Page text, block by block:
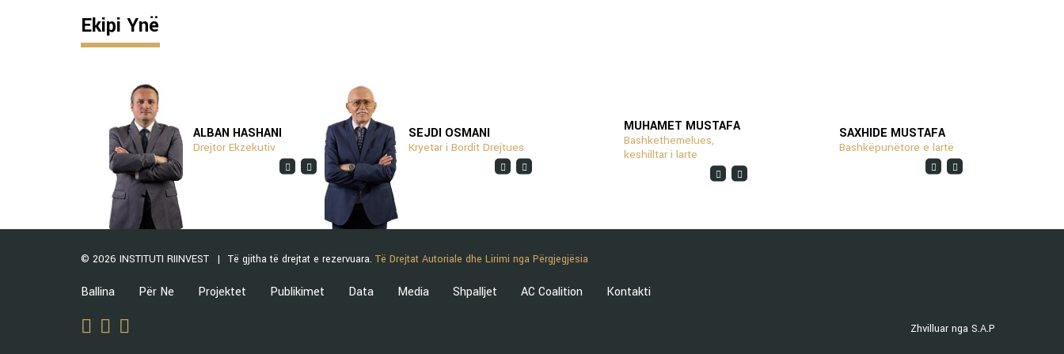
Ekipi Ynë
ALBAN HASHANI
Drejtor Ekzekutiv
SEJDI OSMANI
Kryetar i Bordit Drejtues
MUHAMET MUSTAFA
Bashkethemelues,
keshilltar i larte
SAXHIDE MUSTAFA
Bashkëpunëtore e lartë
© 2026 INSTITUTI RIINVEST Të gjitha të drejtat e rezervuara. Të Drejtat Autoriale dhe Lirimi nga Përgjegjësia
Ballina Për Ne Projektet Publikimet Data Media Shpalljet AC Coalition Kontakti
Zhvilluar nga S.A.P